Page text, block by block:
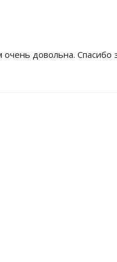
очень довольна. Спасибо